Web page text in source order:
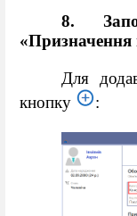
8.
«Призначення
Для
кнопку
: